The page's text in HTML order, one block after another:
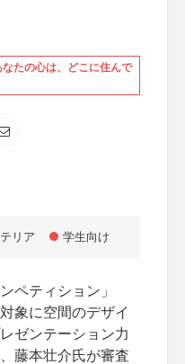
なたの心は、どこに住んで
リア 学生向け
ペティション」
象に空間のデザイ
ゼンテーション力
藤本壮介氏が審査